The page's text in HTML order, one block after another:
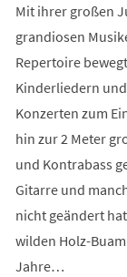
Mit ihrer großen
grandiosen
Repertoire
Kinderliedern
Konzerten zum
hin zur 2 Meter
und Kontrabass
Gitarre und
nicht geändert
wilden Holz-
Jahre…